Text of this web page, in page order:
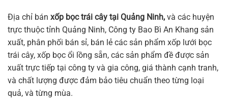
Địa chỉ bán xốp bọc trái cây tại Quảng Ninh, và các huyện
trực thuộc tỉnh Quảng Ninh, Công ty Bao Bì An Khang sản
xuất, phân phối bán sỉ, bán lẻ các sản phẩm xốp lưới bọc
trái cây, xốp bọc ổi lồng sẵn, các sản phẩm đề được sản
xuất trực tiếp tại công ty và gia công, giá thành cạnh tranh,
và chất lượng được đảm bảo tiêu chuẩn theo từng loại
quả, và từng mùa.